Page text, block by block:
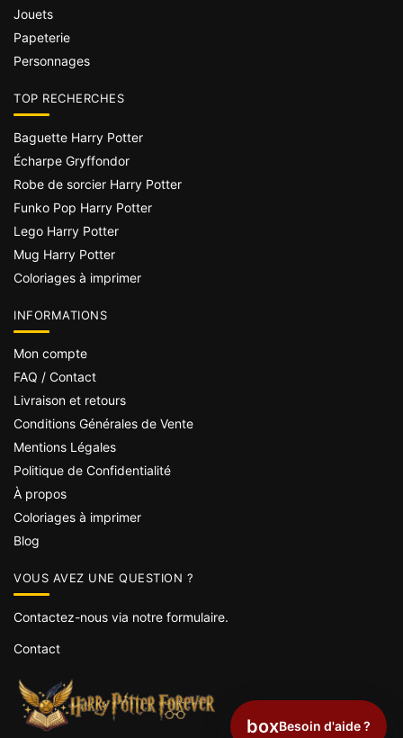
Jouets
Papeterie
Personnages
TOP RECHERCHES
Baguette Harry Potter
Écharpe Gryffondor
Robe de sorcier Harry Potter
Funko Pop Harry Potter
Lego Harry Potter
Mug Harry Potter
Coloriages à imprimer
INFORMATIONS
Mon compte
FAQ / Contact
Livraison et retours
Conditions Générales de Vente
Mentions Légales
Politique de Confidentialité
À propos
Coloriages à imprimer
Blog
VOUS AVEZ UNE QUESTION ?
Contactez-nous via notre formulaire.
Contact
boxBesoin d'aide ?